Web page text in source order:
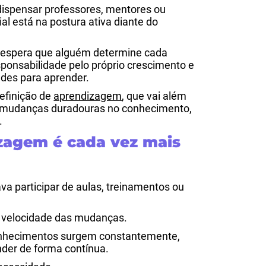
professores, mentores ou
está na postura ativa diante do
que alguém determine cada
pelo próprio crescimento e
para aprender.
de aprendizagem, que vai além
duradouras no conhecimento,
é cada vez mais
participar de aulas, treinamentos ou
das mudanças.
surgem constantemente,
de forma contínua.